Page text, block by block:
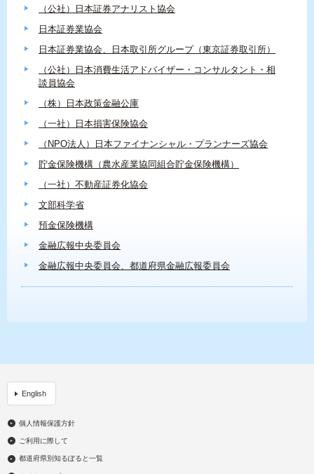
（公社）日本証券アナリスト協会
日本証券業協会
日本証券業協会、日本取引所グループ（東京証券取引所）
（公社）日本消費生活アドバイザー・コンサルタント・相
談員協会
（株）日本政策金融公庫
（一社）日本損害保険協会
（NPO法人）日本ファイナンシャル・プランナーズ協会
貯金保険機構（農水産業協同組合貯金保険機構）
（一社）不動産証券化協会
文部科学省
預金保険機構
金融広報中央委員会
金融広報中央委員会、都道府県金融広報委員会
English
個人情報保護方針
ご利用に際して
都道府県別知るぽると一覧